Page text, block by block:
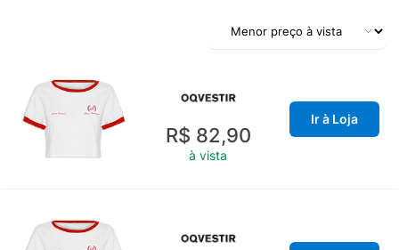
R$ 82,90
à vista
Ir à Loja